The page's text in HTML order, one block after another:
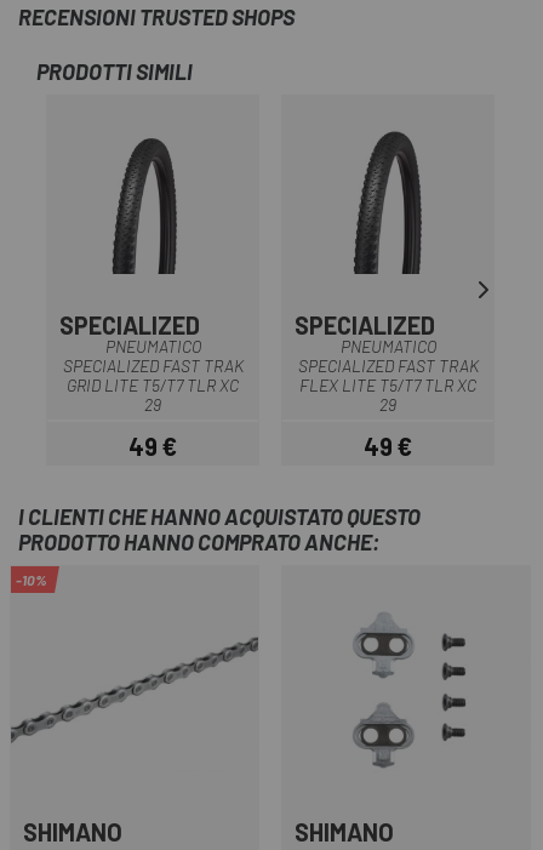
RECENSIONI TRUSTED SHOPS
PRODOTTI SIMILI
SPECIALIZED
PNEUMATICO
SPECIALIZED FAST TRAK
GRID LITE T5/T7 TLR XC
29
Prezzo
49 €
SPECIALIZED
PNEUMATICO
SPECIALIZED FAST TRAK
FLEX LITE T5/T7 TLR XC
29
Prezzo
49 €
I CLIENTI CHE HANNO ACQUISTATO QUESTO
PRODOTTO HANNO COMPRATO ANCHE:
-10%
SHIMANO SHIMANO